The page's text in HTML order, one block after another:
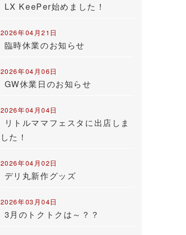
LX KeePer始めました！
2026年04月21日
臨時休業のお知らせ
2026年04月06日
GW休業日のお知らせ
2026年04月04日
リトルママフェスタに出店しま
した！
2026年04月02日
デリ丸新作グッズ
2026年03月04日
3月のトクトクは～？？